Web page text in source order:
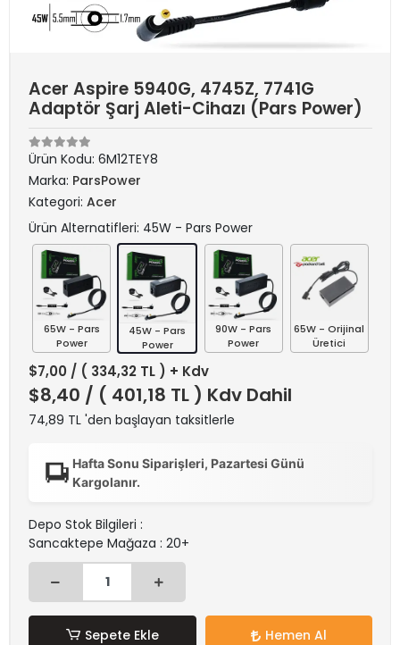
Acer Aspire 5940G, 4745Z, 7741G
Adaptör Şarj Aleti-Cihazı (Pars Power)
Ürün Kodu: 6M12TEY8
Marka: ParsPower
Kategori: Acer
Ürün Alternatifleri: 45W - Pars Power
65W - Pars
Power
45W - Pars
Power
90W - Pars
Power
65W - Orijinal
Üretici
$7,00 / ( 334,32 TL ) + Kdv
$8,40 / ( 401,18 TL ) Kdv Dahil
74,89 TL 'den başlayan taksitlerle
Hafta Sonu Siparişleri, Pazartesi Günü
Kargolanır.
Depo Stok Bilgileri :
Sancaktepe Mağaza : 20+
Sepete Ekle Hemen Al